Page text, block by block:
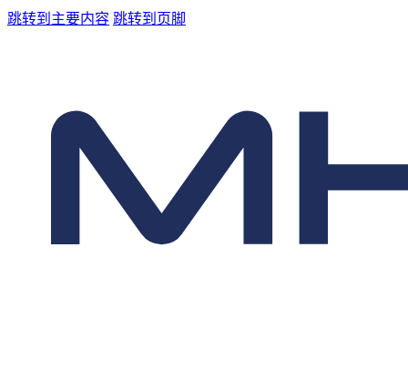
跳转到主要内容跳转到页脚